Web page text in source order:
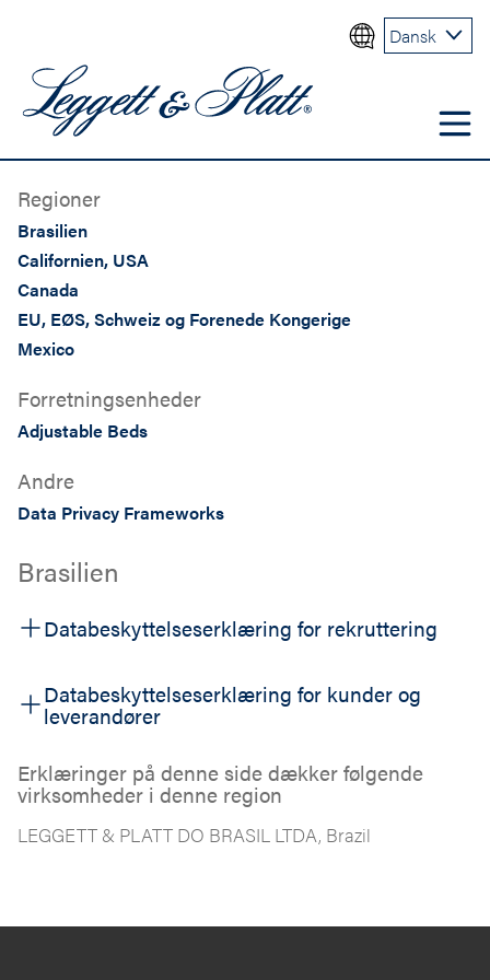
Dansk
Regioner
Brasilien
Californien, USA
Canada
EU, EØS, Schweiz og Forenede Kongerige
Mexico
Forretningsenheder
Adjustable Beds
Andre
Data Privacy Frameworks
Brasilien
Databeskyttelseserklæring for rekruttering
Databeskyttelseserklæring for kunder og
leverandører
Erklæringer på denne side dækker følgende
virksomheder i denne region
LEGGETT & PLATT DO BRASIL LTDA, Brazil